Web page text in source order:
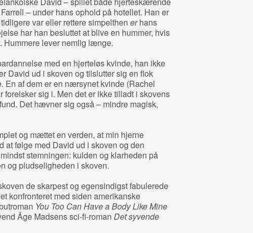
– under hans ophold på hotellet. Han er
var eller rettere simpelthen erhans
har han besluttet at blive en hummer, hvis
Hummere lever nemlig længe.
med en hjerteløs kvinde, han ikke
David ud i skoven og tilslutter sig en flok
En af dem er en nærsynet kvinde (Rachel
forelsker sig i. Men det er ikke tilladt i skovens
Det hævner sig også – mindre magisk,
og mættet en verden, at min hjerne
at følge med David ud i skoven og den
stemningen: kulden og klarheden på
og pludseligheden i skoven.
de skarpest og egensindigst fabulerede
konfronteret med siden amerikanske
You Too Can Have a Body Like Mine
Åge Madsens sci-fi-roman Det syvende